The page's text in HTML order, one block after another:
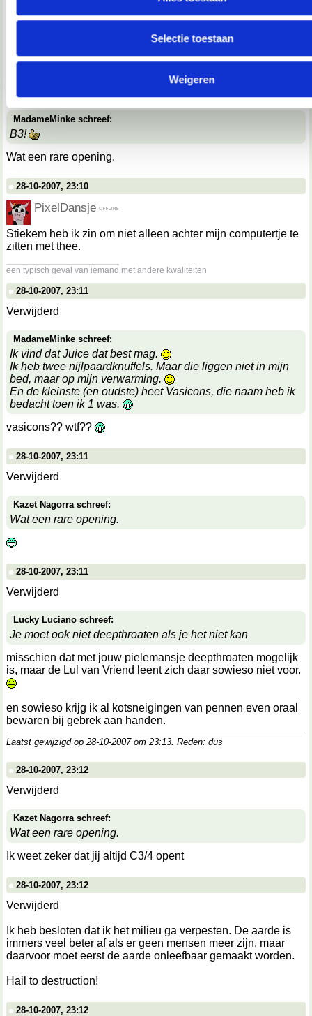
gebruik van hun services.
67 derdendie uw gegevens kunnen
en verwerken.
Selectie toestaan
Weigeren
maar pijpen is ook gewoon heel erg bah. dus. *kots*
Je moet ook niet deepthroaten als je het niet kan
MadameMinke schreef:
B3!
Wat een rare opening.
28-10-2007, 23:10
PixelDansje
Stiekem heb ik zin om niet alleen achter mijn computertje te
zitten met thee.
een typisch geval van iemand met andere kwaliteiten
28-10-2007, 23:11
Verwijderd
MadameMinke schreef:
Ik vind dat Juice dat best mag.
Ik heb twee nijlpaardknuffels. Maar die liggen niet in mijn
bed, maar op mijn verwarming.
En de kleinste (en oudste) heet Vasicons, die naam heb ik
bedacht toen ik 1 was.
vasicons?? wtf??
28-10-2007, 23:11
Verwijderd
Kazet Nagorra schreef:
Wat een rare opening.
28-10-2007, 23:11
Verwijderd
Lucky Luciano schreef:
Je moet ook niet deepthroaten als je het niet kan
misschien dat met jouw pielemansje deepthroaten mogelijk
is, maar de Lul van Vriend leent zich daar sowieso niet voor.
en sowieso krijg ik al kotsneigingen van pennen even oraal
bewaren bij gebrek aan handen.
Laatst gewijzigd op 28-10-2007 om 23:13. Reden: dus
28-10-2007, 23:12
Verwijderd
Kazet Nagorra schreef:
Wat een rare opening.
Ik weet zeker dat jij altijd C3/4 opent
28-10-2007, 23:12
Verwijderd
Ik heb besloten dat ik het milieu ga verpesten. De aarde is
immers veel beter af als er geen mensen meer zijn, maar
daarvoor moet eerst de aarde onleefbaar gemaakt worden.
Hail to destruction!
28-10-2007, 23:12